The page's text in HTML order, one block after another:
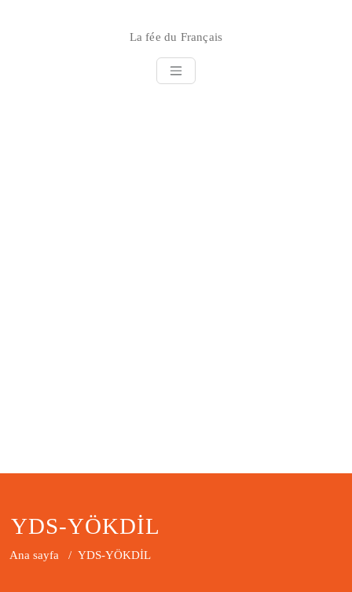
La fée du Français
YDS-YÖKDİL
Ana sayfa / YDS-YÖKDİL